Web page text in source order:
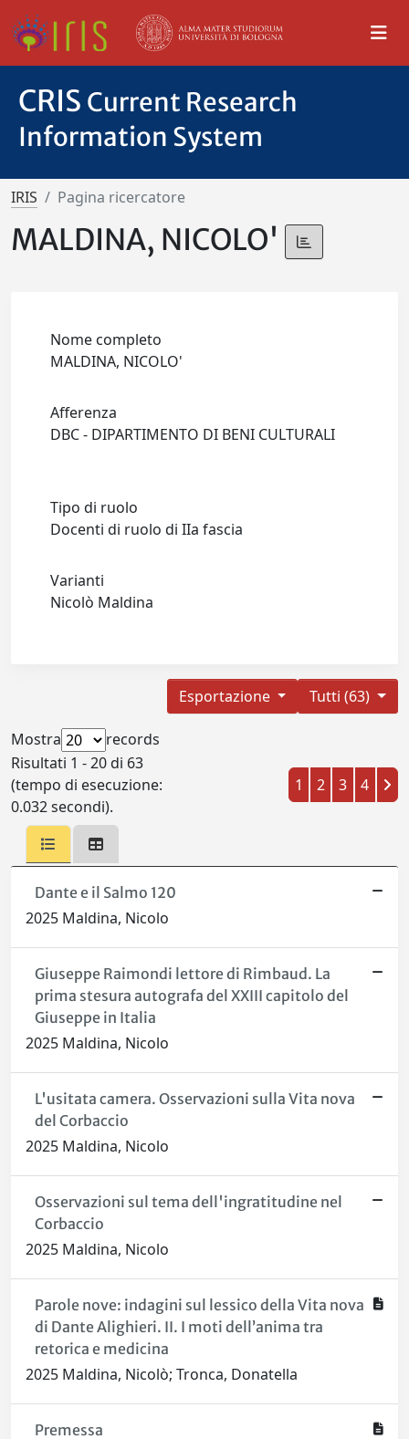
CRIS Current Research
Information System
IRIS Pagina ricercatore
MALDINA, NICOLO'
Nome completo
MALDINA, NICOLO'
Afferenza
DBC - DIPARTIMENTO DI BENI CULTURALI
Tipo di ruolo
Docenti di ruolo di IIa fascia
Varianti
Nicolò Maldina
Tutti (63)
Esportazione
Mostra
records
Risultati 1 - 20 di 63
(tempo di esecuzione:
0.032 secondi).
1 2 3 4
Dante e il Salmo 120
2025 Maldina, Nicolo
Giuseppe Raimondi lettore di Rimbaud. La
prima stesura autografa del XXIII capitolo del
Giuseppe in Italia
2025 Maldina, Nicolo
L'usitata camera. Osservazioni sulla Vita nova
del Corbaccio
2025 Maldina, Nicolo
Osservazioni sul tema dell'ingratitudine nel
Corbaccio
2025 Maldina, Nicolo
Parole nove: indagini sul lessico della Vita nova
di Dante Alighieri. II. I moti dell’anima tra
retorica e medicina
2025 Maldina, Nicolò; Tronca, Donatella
Premessa